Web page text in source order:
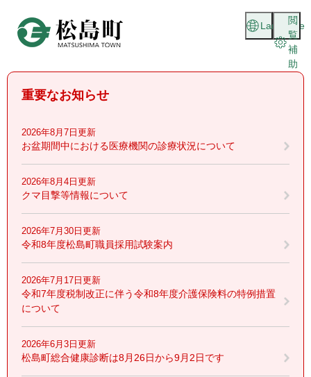
頭
閲
覧
補
助
Language
重要なお知らせ
2026年8月7日更新
お盆期間中における医療機関の診療状況について
2026年8月4日更新
クマ目撃等情報について
2026年7月30日更新
令和8年度松島町職員採用試験案内
2026年7月17日更新
令和7年度税制改正に伴う令和8年度介護保険料の特例措置
について
2026年6月3日更新
松島町総合健康診断は8月26日から9月2日です